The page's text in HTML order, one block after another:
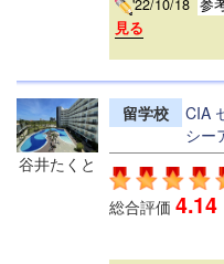
'22/10/18 参
見る
谷井たくと
留学校
CIA
シー
総合評価 4.14